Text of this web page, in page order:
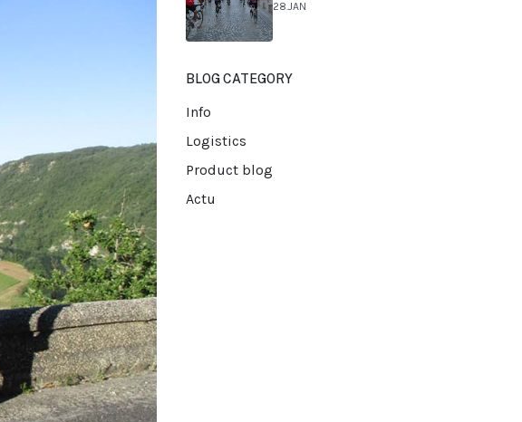
28.JAN
BLOG CATEGORY
Info
Logistics
Product blog
Actu